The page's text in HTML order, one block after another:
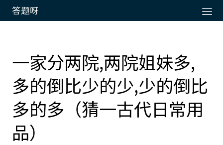
答题呀
一家分两院,两院姐妹多,
多的倒比少的少,少的倒比
多的多（猜一古代日常用
品）